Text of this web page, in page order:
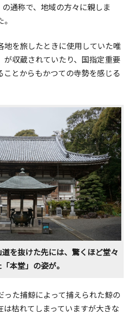
通称で、地域の方々に親しま
地を旅したときに使用していた唯
が収蔵されていたり、国指定重要
とからもかつての寺勢を感じる
を抜けた先には、驚くほど堂々
本堂」の姿が。
った捕鯨によって捕えられた鯨の
枯れてしまっていますが大きな